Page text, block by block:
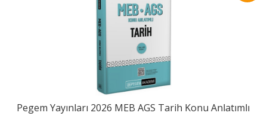
Pegem Yayınları 2026 MEB AGS Tarih Konu Anlatımlı